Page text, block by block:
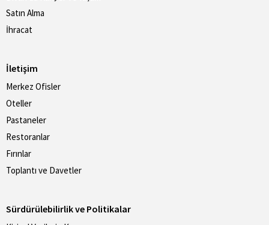
Satın Alma
İhracat
İletişim
Merkez Ofisler
Oteller
Pastaneler
Restoranlar
Fırınlar
Toplantı ve Davetler
Sürdürülebilirlik ve Politikalar